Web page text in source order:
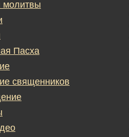
молитвы
Пасха
священников